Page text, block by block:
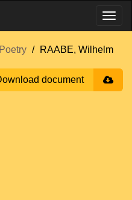
RAABE, Wilhelm
document